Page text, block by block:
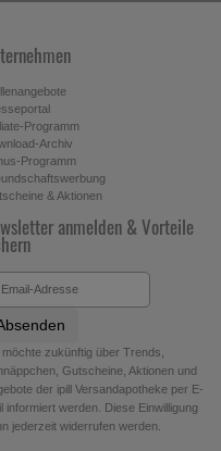
Programm
Archiv
Programm
& Aktionen
anmelden & Vorteile
möchte zukünftig über Trends,
Gutscheine, Aktionen und
der ipill Versandapotheke per E-
informiert werden. Diese Einwilligung
jederzeit widerrufen werden.